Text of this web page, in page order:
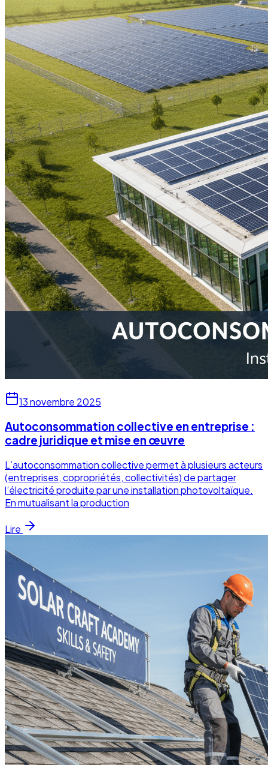
13 novembre 2025
Autoconsommation collective en entreprise :
cadre juridique et mise en œuvre
L’autoconsommation collective permet à plusieurs acteurs
(entreprises, copropriétés, collectivités) de partager
l’électricité produite par une installation photovoltaïque.
En mutualisant la production
Lire